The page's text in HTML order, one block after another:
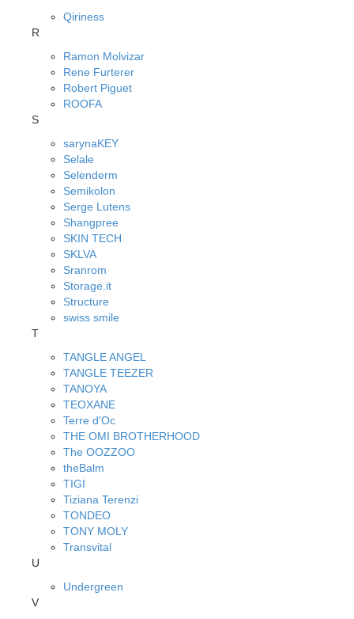
Qiriness
R
Ramon Molvizar
Rene Furterer
Robert Piguet
ROOFA
S
sarynaKEY
Selale
Selenderm
Semikolon
Serge Lutens
Shangpree
SKIN TECH
SKLVA
Sranrom
Storage.it
Structure
swiss smile
T
TANGLE ANGEL
TANGLE TEEZER
TANOYA
TEOXANE
Terre d'Oc
THE OMI BROTHERHOOD
The OOZZOO
theBalm
TIGI
Tiziana Terenzi
TONDEO
TONY MOLY
Transvital
U
Undergreen
V